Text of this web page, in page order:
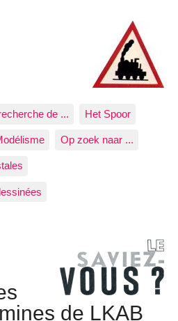
de ... Het Spoor
Op zoek naar ...
de LKAB